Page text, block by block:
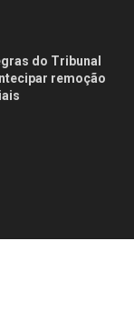
do Tribunal
remoção